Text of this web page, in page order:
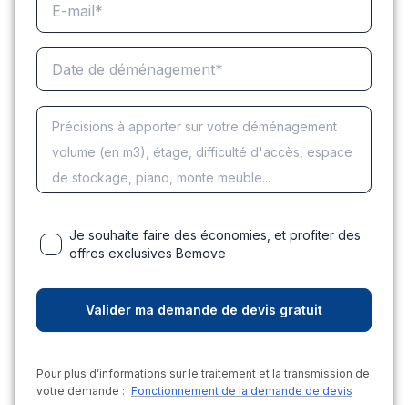
Je souhaite faire des économies, et profiter des
offres exclusives Bemove
Pour plus d’informations sur le traitement et la transmission de
votre demande : Fonctionnement de la demande de devis